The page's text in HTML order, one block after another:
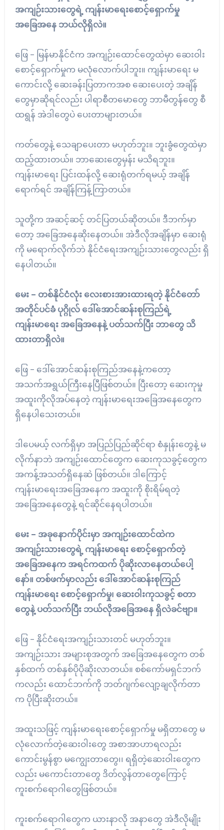
အကျဉ်းသားတွေရဲ့ ကျန်းမာရေးစောင့်ရှောက်မှု
အခြေအနေ ဘယ်လိုရှိလဲ။
ဖြေ – မြန်မာနိုင်ငံက အကျဉ်းထောင်တွေထဲမှာ ဆေးဝါး
စောင့်ရှောက်မှုက မလုံလောက်ပါဘူး။ ကျန်းမာရေး မ
ကောင်းလို့ ဆေးခန်းပြတာကအစ ဆေးပေးတဲ့ အချိန်
တွေမှာဆိုရင်လည်း ပါရာစီတမောတွေ ဘာမီတွန်တွေ စီ
ထရွန် အဲဒါတွေပဲ ပေးတာများတယ်။
ကတ်တွေနဲ့ သေချာပေးတာ မဟုတ်ဘူး။ ဘူးခွံတွေထဲမှာ
ထည့်ထားတယ်။ ဘာဆေးတွေမှန်း မသိရဘူး။
ကျန်းမာရေး ပြင်းထန်လို့ ဆေးရုံတက်ရမယ့် အချိန်
ရောက်ရင် အချိန်ကြန့်ကြာတယ်။
သူတို့က အဆင့်ဆင့် တင်ပြတယ်ဆိုတယ်။ ဒီဘက်မှာ
တော့ အခြေအနေဆိုးနေတယ်။ အဲဒီလိုအချိန်မှာ ဆေးရုံ
ကို မရောက်လိုက်ဘဲ နိုင်ငံရေးအကျဉ်းသားတွေလည်း ရှိ
နေပါတယ်။
မေး – တစ်နိုင်ငံလုံး လေးစားအားထားရတဲ့ နိုင်ငံတော်
အတိုင်ပင်ခံ ပုဂ္ဂိုလ် ဒေါ်အောင်ဆန်းစုကြည်ရဲ့
ကျန်းမာရေး အခြေအနေနဲ့ ပတ်သက်ပြီး ဘာတွေ သိ
ထားတာရှိလဲ။
ဖြေ – ဒေါ်အောင်ဆန်းစုကြည်အနေနဲ့ကတော့
အသက်အရွယ်ကြီးနေပြီဖြစ်တယ်။ ပြီးတော့ ဆေးကုမှု
အထူးကိုလိုအပ်နေတဲ့ ကျန်းမာရေးအခြေအနေတွေက
ရှိနေပါသေးတယ်။
ဒါပေမယ့် လက်ရှိမှာ အပြည်ပြည်ဆိုင်ရာ စံနှုန်းတွေနဲ့ မ
လိုက်နာဘဲ အကျဉ်းထောင်တွေက ဆေးကုသခွင့်တွေက
အကန့်အသတ်ရှိနေဆဲ ဖြစ်တယ်။ ဒါကြောင့်
ကျန်းမာရေးအခြေအနေက အထူးကို စိုးရိမ်ရတဲ့
အခြေအနေတွေနဲ့ ရင်ဆိုင်နေရပါတယ်။
မေး – အခုနောက်ပိုင်းမှာ အကျဉ်းထောင်ထဲက
အကျဉ်းသားတွေရဲ့ ကျန်းမာရေး စောင့်ရှောက်တဲ့
အခြေအနေက အရင်ကထက် ပိုဆိုးလာနေတယ်ပေါ့
နော်။ တစ်ဖက်မှာလည်း ဒေါ်အောင်ဆန်းစုကြည်
ကျန်းမာရေး စောင့်ရှောက်မှု၊ ဆေးဝါးကုသခွင့် စတာ
တွေနဲ့ ပတ်သက်ပြီး ဘယ်လိုအခြေအနေ ရှိလဲခင်ဗျာ။
ဖြေ – နိုင်ငံရေးအကျဉ်းသားတင် မဟုတ်ဘူး။
အကျဉ်းသား အများစုအတွက် အခြေအနေတွေက တစ်
နှစ်ထက် တစ်နှစ်ပိုပိုဆိုးလာတယ်။ စစ်ကော်မရှင်ဘက်
ကလည်း ထောင်ဘက်ကို ဘတ်ဂျက်လျော့ချလိုက်တာ
က ပိုပြီးဆိုးတယ်။
အထူးသဖြင့် ကျန်းမာရေးစောင့်ရှောက်မှု မရှိတာတွေ မ
လုံလောက်တဲ့ဆေးဝါးတွေ အစာအာဟာရလည်း
ကောင်းမွန်စွာ မကျွေးတာတွေ၊၊ ရရှိတဲ့ဆေးဝါးတွေက
လည်း မကောင်းတာတွေ ဒိတ်လွန်တာတွေကြောင့်
ကူးစက်ရောဂါတွေဖြစ်တယ်။
ကူးစက်ရောဂါတွေက ယားနာလို အနာတွေ အဲဒီလိုမျိုး